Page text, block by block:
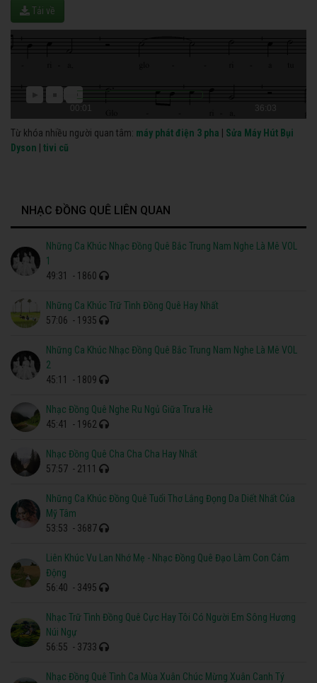
Tải về
00:01 36:03
Từ khóa nhiều người quan tâm: máy phát điện 3 pha
Sửa Máy Hút Bụi
Dyson
tivi cũ
NHẠC ĐỒNG QUÊ LIÊN QUAN
Những Ca Khúc Nhạc Đồng Quê Bắc Trung Nam Nghe Là Mê VOL
1
49:31
- 1860
Những Ca Khúc Trữ Tình Đồng Quê Hay Nhất
57:06 - 1935
Những Ca Khúc Nhạc Đồng Quê Bắc Trung Nam Nghe Là Mê VOL
2
45:11
- 1809
Nhạc Đồng Quê Nghe Ru Ngủ Giữa Trưa Hè
45:41
- 1962
Nhạc Đồng Quê Cha Cha Cha Hay Nhất
57:57 - 2111
Những Ca Khúc Đồng Quê Tuổi Thơ Lắng Đọng Da Diết Nhất Của
Mỹ Tâm
53:53 - 3687
Liên Khúc Vu Lan Nhớ Mẹ - Nhạc Đồng Quê Đạo Làm Con Cảm
Động
56:40 - 3495
Nhạc Trữ Tình Đồng Quê Cực Hay Tôi Có Người Em Sông Hương
Núi Ngự
56:55 - 3733
Nhạc Đồng Quê Tình Ca Mùa Xuân Chúc Mừng Xuân Canh Tý